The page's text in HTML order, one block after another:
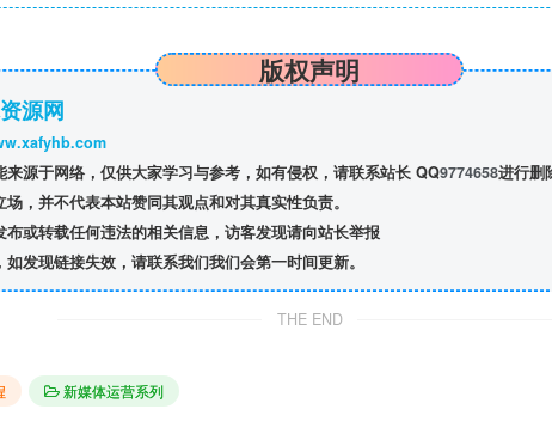
版权声明
源网
源于网络，仅供大家学习与参考，如有侵权，请联系站长 QQ9774658进行删
，并不代表本站赞同其观点和对其真实性负责。
或转载任何违法的相关信息，访客发现请向站长举报
发现链接失效，请联系我们我们会第一时间更新。
THE END
新媒体运营系列